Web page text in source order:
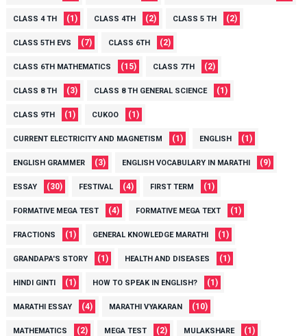
CLASS 4 TH (1) CLASS 4TH (2) CLASS 5 TH (2)
CLASS 5TH EVS (7) CLASS 6TH (2)
CLASS 6TH MATHEMATICS (15) CLASS 7TH (2)
CLASS 8 TH (3) CLASS 8 TH GENERAL SCIENCE (1)
CLASS 9TH (1) CUKOO (1)
CURRENT ELECTRICITY AND MAGNETISM (1) ENGLISH (1)
ENGLISH GRAMMER (3) ENGLISH VOCABULARY IN MARATHI (9)
ESSAY (30) FESTIVAL (4) FIRST TERM (1)
FORMATIVE MEGA TEST (4) FORMATIVE MEGA TEXT (1)
FRACTIONS (1) GENERAL KNOWLEDGE MARATHI (1)
GRANDAPA'S STORY (1) HEALTH AND DISEASES (1)
HINDI GINTI (1) HOW TO SPEAK IN ENGLISH? (1)
MARATHI ESSAY (4) MARATHI VYAKARAN (10)
MATHEMATICS (2) MEGA TEST (2) MULAKSHARE (1)